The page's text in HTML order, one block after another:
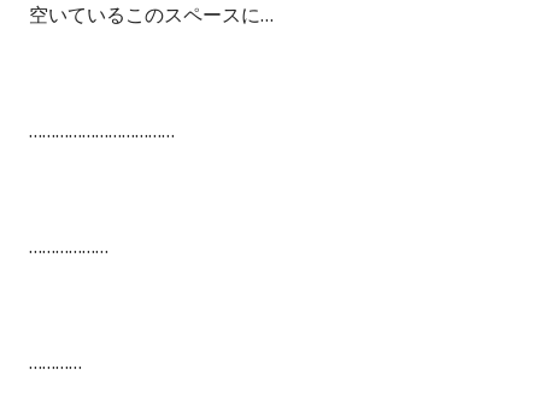
空いているこのスペースに…
……………………………
………………
…………